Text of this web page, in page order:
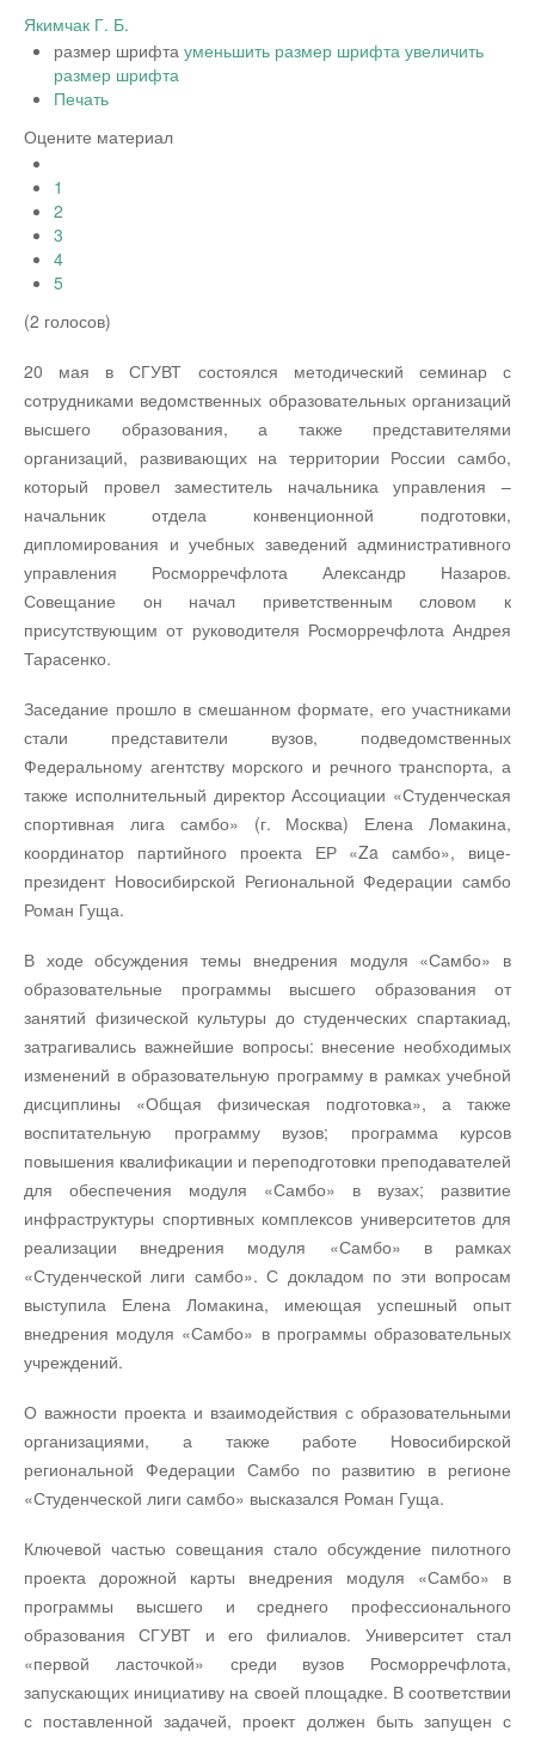
Якимчак Г. Б.
размер шрифта уменьшить размер шрифта увеличить
размер шрифта
Печать
Оцените материал
1
2
3
4
5
(2 голосов)
20 мая в СГУВТ состоялся методический семинар с
сотрудниками ведомственных образовательных организаций
высшего образования, а также представителями
организаций, развивающих на территории России самбо,
который провел заместитель начальника управления –
начальник отдела конвенционной подготовки,
дипломирования и учебных заведений административного
управления Росморречфлота Александр Назаров.
Совещание он начал приветственным словом к
присутствующим от руководителя Росморречфлота Андрея
Тарасенко.
Заседание прошло в смешанном формате, его участниками
стали представители вузов, подведомственных
Федеральному агентству морского и речного транспорта, а
также исполнительный директор Ассоциации «Студенческая
спортивная лига самбо» (г. Москва) Елена Ломакина,
координатор партийного проекта ЕР «Za самбо», вице-
президент Новосибирской Региональной Федерации самбо
Роман Гуща.
В ходе обсуждения темы внедрения модуля «Самбо» в
образовательные программы высшего образования от
занятий физической культуры до студенческих спартакиад,
затрагивались важнейшие вопросы: внесение необходимых
изменений в образовательную программу в рамках учебной
дисциплины «Общая физическая подготовка», а также
воспитательную программу вузов; программа курсов
повышения квалификации и переподготовки преподавателей
для обеспечения модуля «Самбо» в вузах; развитие
инфраструктуры спортивных комплексов университетов для
реализации внедрения модуля «Самбо» в рамках
«Студенческой лиги самбо». С докладом по эти вопросам
выступила Елена Ломакина, имеющая успешный опыт
внедрения модуля «Самбо» в программы образовательных
учреждений.
О важности проекта и взаимодействия с образовательными
организациями, а также работе Новосибирской
региональной Федерации Самбо по развитию в регионе
«Студенческой лиги самбо» высказался Роман Гуща.
Ключевой частью совещания стало обсуждение пилотного
проекта дорожной карты внедрения модуля «Самбо» в
программы высшего и среднего профессионального
образования СГУВТ и его филиалов. Университет стал
«первой ласточкой» среди вузов Росморречфлота,
запускающих инициативу на своей площадке. В соответствии
с поставленной задачей, проект должен быть запущен с